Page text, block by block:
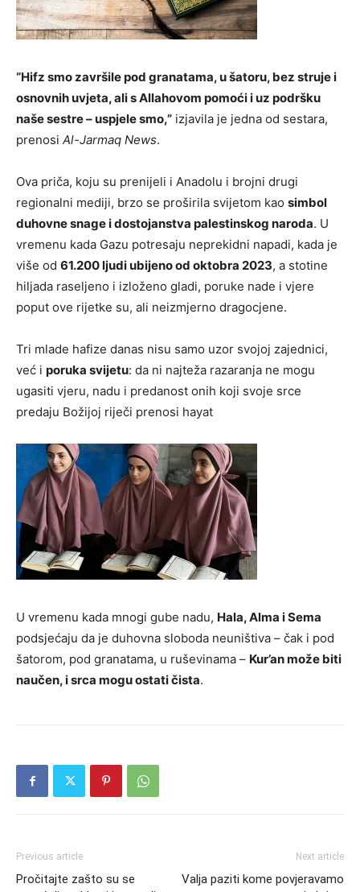
“Hifz smo završile pod granatama, u šatoru, bez struje i
osnovnih uvjeta, ali s Allahovom pomoći i uz podršku
naše sestre – uspjele smo,” izjavila je jedna od sestara,
prenosi Al-Jarmaq News.
Ova priča, koju su prenijeli i Anadolu i brojni drugi
regionalni mediji, brzo se proširila svijetom kao simbol
duhovne snage i dostojanstva palestinskog naroda. U
vremenu kada Gazu potresaju neprekidni napadi, kada je
više od 61.200 ljudi ubijeno od oktobra 2023, a stotine
hiljada raseljeno i izloženo gladi, poruke nade i vjere
poput ove rijetke su, ali neizmjerno dragocjene.
Tri mlade hafize danas nisu samo uzor svojoj zajednici,
već i poruka svijetu: da ni najteža razaranja ne mogu
ugasiti vjeru, nadu i predanost onih koji svoje srce
predaju Božijoj riječi prenosi hayat
U vremenu kada mnogi gube nadu, Hala, Alma i Sema
podsjećaju da je duhovna sloboda neuništiva – čak i pod
šatorom, pod granatama, u ruševinama – Kur’an može biti
naučen, i srca mogu ostati čista.
Previous article
Pročitajte zašto su se
Next article
Valja paziti kome povjeravamo